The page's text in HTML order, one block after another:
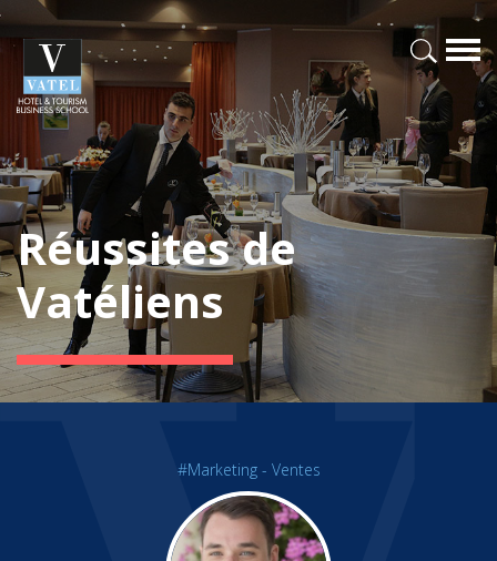
Réussites de
Vatéliens
#Marketing - Ventes